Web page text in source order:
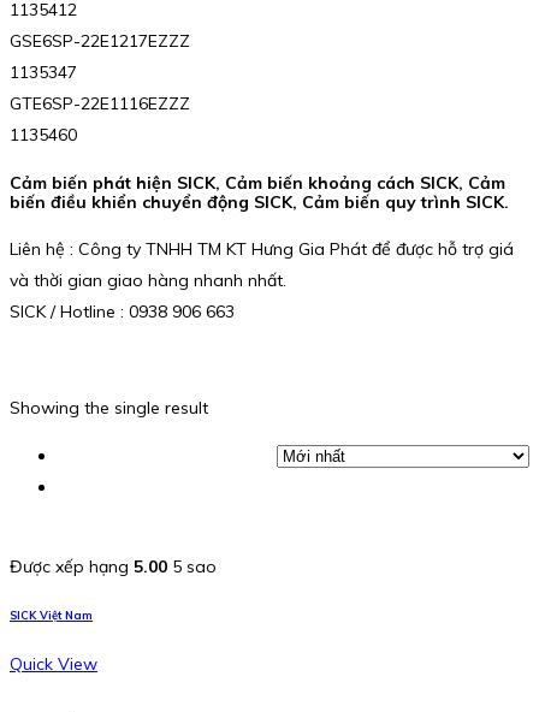
1135412
GSE6SP-22E1217EZZZ
1135347
GTE6SP-22E1116EZZZ
1135460
Cảm biến phát hiện SICK, Cảm biến khoảng cách SICK, Cảm
biến điều khiển chuyển động SICK, Cảm biến quy trình SICK.
Liên hệ : Công ty TNHH TM KT Hưng Gia Phát để được hỗ trợ giá
và thời gian giao hàng nhanh nhất.
SICK / Hotline : 0938 906 663
Showing the single result
Được xếp hạng 5.00 5 sao
SICK Việt Nam
Quick View